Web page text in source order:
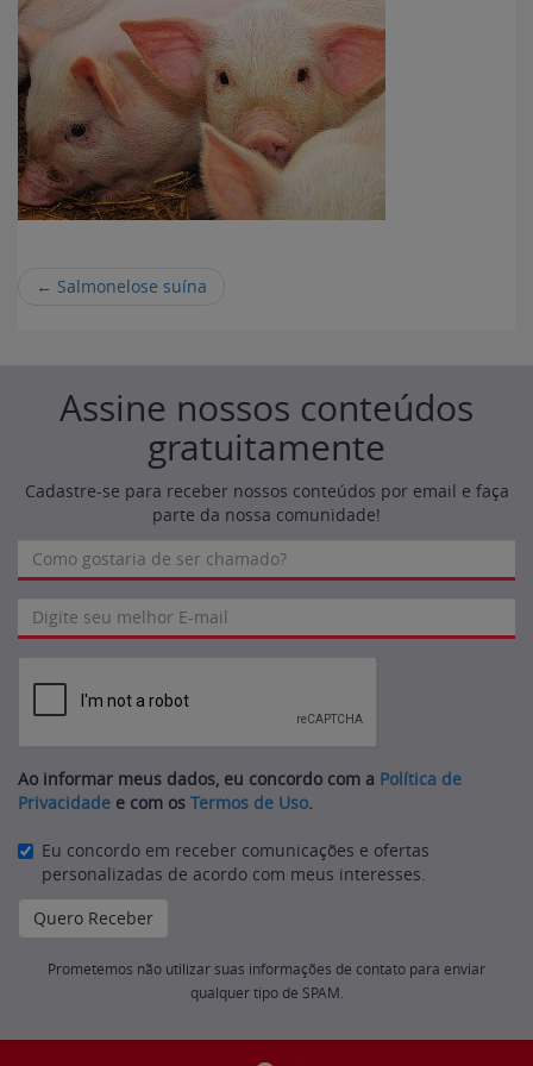
← Salmonelose suína
Assine nossos conteúdos
gratuitamente
Cadastre-se para receber nossos conteúdos por email e faça
parte da nossa comunidade!
Ao informar meus dados, eu concordo com a Política de
Privacidade e com os Termos de Uso.
Eu concordo em receber comunicações e ofertas
personalizadas de acordo com meus interesses.
Prometemos não utilizar suas informações de contato para enviar
qualquer tipo de SPAM.